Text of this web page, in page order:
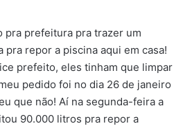
pra prefeitura pra trazer um
pra repor a piscina aqui em casa!
prefeito, eles tinham que limpar
pedido foi no dia 26 de janeiro
que não! Aí na segunda-feira a
90.000 litros pra repor a